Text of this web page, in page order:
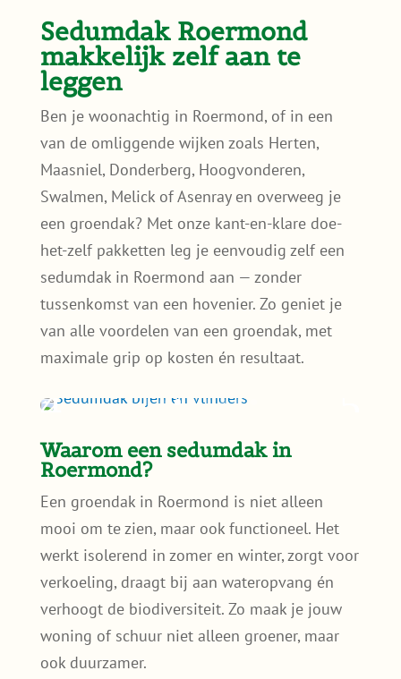
Sedumdak Roermond
makkelijk zelf aan te
leggen
Ben je woonachtig in Roermond, of in een
van de omliggende wijken zoals Herten,
Maasniel, Donderberg, Hoogvonderen,
Swalmen, Melick of Asenray en overweeg je
een groendak? Met onze kant-en-klare doe-
het-zelf pakketten leg je eenvoudig zelf een
sedumdak in Roermond aan — zonder
tussenkomst van een hovenier. Zo geniet je
van alle voordelen van een groendak, met
maximale grip op kosten én resultaat.
Waarom een sedumdak in
Roermond?
Een groendak in Roermond is niet alleen
mooi om te zien, maar ook functioneel. Het
werkt isolerend in zomer en winter, zorgt voor
verkoeling, draagt bij aan wateropvang én
verhoogt de biodiversiteit. Zo maak je jouw
woning of schuur niet alleen groener, maar
ook duurzamer.